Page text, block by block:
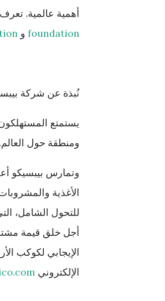
أهمية عالمية.
foundation و
نُبذة عن شركة
ومنطقة حول العالم.
وتمارس بيبسيكو
للتحول الشامل،
أجل خلق قيمة
الإيجابي لكوكب
الإلكتروني